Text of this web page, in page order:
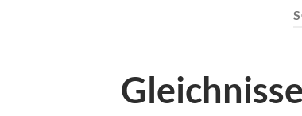
Gleichnisse